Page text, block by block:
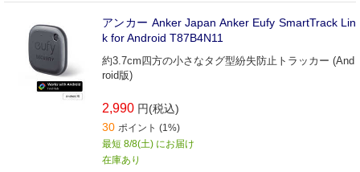
アンカー Anker Japan Anker Eufy SmartTrack Lin
k for Android T87B4N11
約3.7cm四方の小さなタグ型紛失防止トラッカー (And
roid版)
2,990 円(税込)
30 ポイント (1%)
最短 8/8(土) にお届け
在庫あり